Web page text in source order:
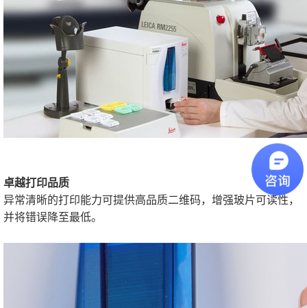
卓越打印品质
异常清晰的打印能力可提供高品质二维码，增强玻片可读性，
并将错误降至最低。